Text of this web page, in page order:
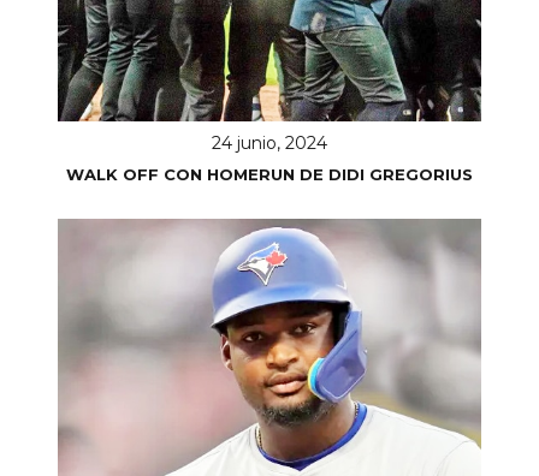
24 junio, 2024
WALK OFF CON HOMERUN DE DIDI GREGORIUS